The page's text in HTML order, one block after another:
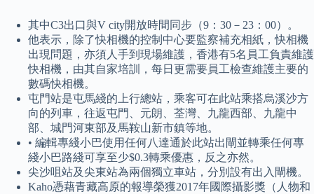
其中C3出口與V city開放時間同步（9：30－23：00）。
他表示，除了快相機的控制中心要監察補充相紙，快相機
出現問題，亦須人手到現場維護，香港有5名員工負責維護
快相機，由其自家培訓，每日更需要員工檢查維護主要的
數碼快相機。
屯門站是屯馬綫的上行總站，乘客可在此站乘搭烏溪沙方
向的列車，往返屯門、元朗、荃灣、九龍西部、九龍中
部、城門河東部及馬鞍山新市鎮等地。
• 編輯專綫小巴使用任何八達通於此站出閘並轉乘任何專
綫小巴路綫可享至少$0.3轉乘優惠，反之亦然。
尖沙咀站及尖東站為兩個獨立車站，分別設有出入閘機。
Kaho憑藉青藏高原的報導榮獲2017年國際攝影獎（人物和